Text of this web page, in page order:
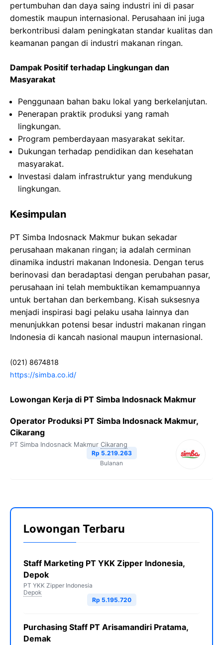
pertumbuhan dan daya saing industri ini di pasar
domestik maupun internasional. Perusahaan ini juga
berkontribusi dalam peningkatan standar kualitas dan
keamanan pangan di industri makanan ringan.
Dampak Positif terhadap Lingkungan dan
Masyarakat
Penggunaan bahan baku lokal yang berkelanjutan.
Penerapan praktik produksi yang ramah
lingkungan.
Program pemberdayaan masyarakat sekitar.
Dukungan terhadap pendidikan dan kesehatan
masyarakat.
Investasi dalam infrastruktur yang mendukung
lingkungan.
Kesimpulan
PT Simba Indosnack Makmur bukan sekadar
perusahaan makanan ringan; ia adalah cerminan
dinamika industri makanan Indonesia. Dengan terus
berinovasi dan beradaptasi dengan perubahan pasar,
perusahaan ini telah membuktikan kemampuannya
untuk bertahan dan berkembang. Kisah suksesnya
menjadi inspirasi bagi pelaku usaha lainnya dan
menunjukkan potensi besar industri makanan ringan
Indonesia di kancah nasional maupun internasional.
(021) 8674818
https://simba.co.id/
Lowongan Kerja di PT Simba Indosnack Makmur
Operator Produksi PT Simba Indosnack Makmur,
Cikarang
PT Simba Indosnack Makmur Cikarang
Rp 5.219.263
Bulanan
Lowongan Terbaru
Staff Marketing PT YKK Zipper Indonesia,
Depok
PT YKK Zipper Indonesia
Depok
Rp 5.195.720
Purchasing Staff PT Arisamandiri Pratama,
Demak